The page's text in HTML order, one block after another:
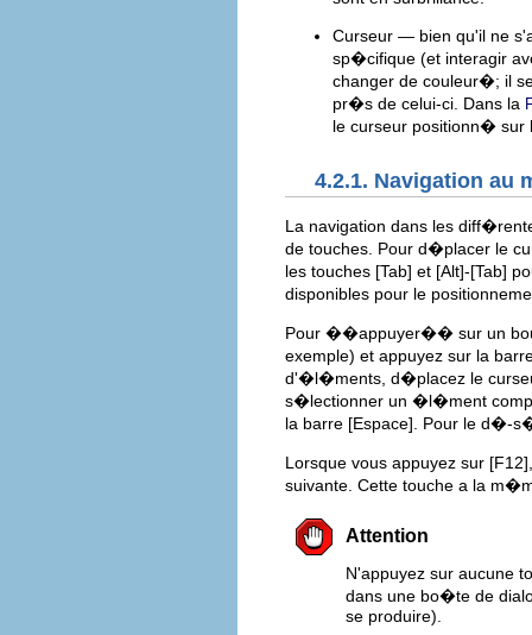
Curseur — bien qu'il ne
sp�cifique (et interagir
changer de couleur�; il
pr�s de celui-ci. Dans la
le curseur positionn� sur
4.2.1. Navigation au
La navigation dans les
de touches. Pour d�placer le
les touches [Tab] et [Alt]-[Tab]
disponibles pour le
Pour ��appuyer�� sur un
exemple) et appuyez sur la
d'�l�ments, d�placez le
s�lectionner un �l�ment
la barre [Espace] . Pour le d�-
Lorsque vous appuyez sur [F12]
suivante. Cette touche a la
Attention
N'appuyez sur aucune
dans une bo�te de
se produire).